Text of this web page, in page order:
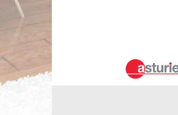
recueillir les renseignements
Avez-vous un projet de
d’un artisan carreleur ou d’une
équipe s’active sur tout le